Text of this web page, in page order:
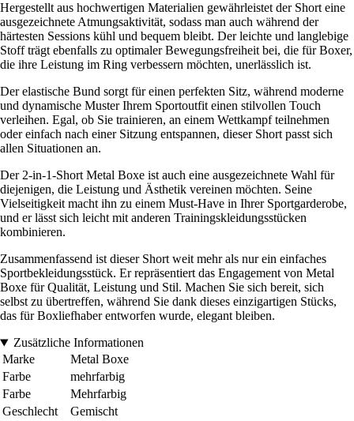
Hergestellt aus hochwertigen Materialien gewährleistet der Short eine
ausgezeichnete Atmungsaktivität, sodass man auch während der
härtesten Sessions kühl und bequem bleibt. Der leichte und langlebige
Stoff trägt ebenfalls zu optimaler Bewegungsfreiheit bei, die für Boxer,
die ihre Leistung im Ring verbessern möchten, unerlässlich ist.
Der elastische Bund sorgt für einen perfekten Sitz, während moderne
und dynamische Muster Ihrem Sportoutfit einen stilvollen Touch
verleihen. Egal, ob Sie trainieren, an einem Wettkampf teilnehmen
oder einfach nach einer Sitzung entspannen, dieser Short passt sich
allen Situationen an.
Der 2-in-1-Short Metal Boxe ist auch eine ausgezeichnete Wahl für
diejenigen, die Leistung und Ästhetik vereinen möchten. Seine
Vielseitigkeit macht ihn zu einem Must-Have in Ihrer Sportgarderobe,
und er lässt sich leicht mit anderen Trainingskleidungsstücken
kombinieren.
Zusammenfassend ist dieser Short weit mehr als nur ein einfaches
Sportbekleidungsstück. Er repräsentiert das Engagement von Metal
Boxe für Qualität, Leistung und Stil. Machen Sie sich bereit, sich
selbst zu übertreffen, während Sie dank dieses einzigartigen Stücks,
das für Boxliefhaber entworfen wurde, elegant bleiben.
Zusätzliche Informationen
Marke
Metal Boxe
Farbe
mehrfarbig
Farbe
Mehrfarbig
Geschlecht
Gemischt